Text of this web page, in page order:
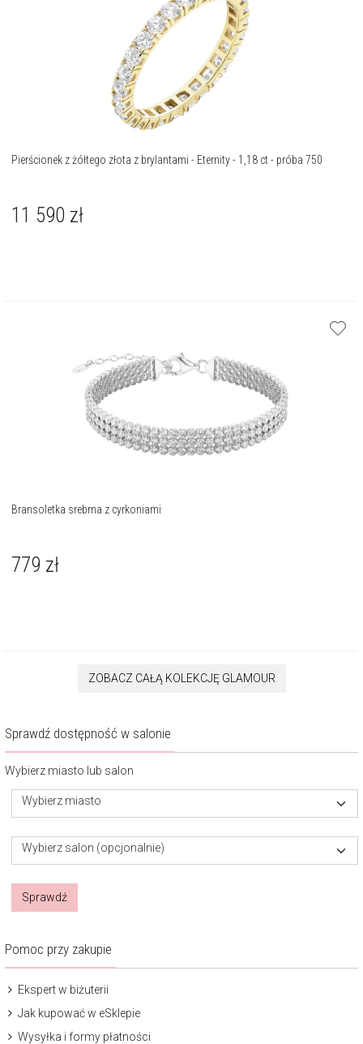
Pierścionek z żółtego złota z brylantami - Eternity - 1,18 ct - próba 750
11 590 zł
Bransoletka srebrna z cyrkoniami
779 zł
ZOBACZ CAŁĄ KOLEKCJĘ GLAMOUR
Sprawdź dostępność w salonie
Wybierz miasto lub salon
Wybierz miasto
Wybierz salon (opcjonalnie)
Sprawdź
Pomoc przy zakupie
Ekspert w biżuterii
Jak kupować w eSklepie
Wysyłka i formy płatności